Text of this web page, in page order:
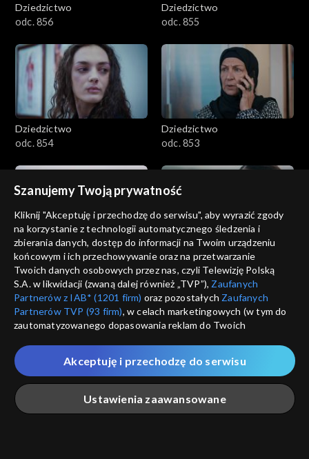
Dziedzictwo
odc. 856
Dziedzictwo
odc. 855
Dziedzictwo
odc. 854
Dziedzictwo
odc. 853
Dziedzictwo
odc. 852
Dziedzictwo
odc. 851
Dziedzictwo
odc. 850
Dziedzictwo
odc. 849
Szanujemy Twoją prywatność
Kliknij "Akceptuję i przechodzę do serwisu", aby wyrazić zgody
na korzystanie z technologii automatycznego śledzenia i
zbierania danych, dostęp do informacji na Twoim urządzeniu
końcowym i ich przechowywanie oraz na przetwarzanie
Twoich danych osobowych przez nas, czyli Telewizję Polską
S.A. w likwidacji (zwaną dalej również „TVP”), Zaufanych
Partnerów z IAB* (1201 firm) oraz pozostałych Zaufanych
Partnerów TVP (93 firm), w celach marketingowych (w tym do
zautomatyzowanego dopasowania reklam do Twoich
które wskazujemy poniżej, a także zgody na udostępnianie
przez nas identyfikatora PPID do Google.
Twoje dane osobowe zbierane podczas odwiedzania przez
Ciebie naszych
poszczególnych serwisówzwanych dalej
„Portalem”, w tym informacje zapisywane za pomocą
Ustawienia zaawansowane
Akceptuję i przechodzę do serwisu